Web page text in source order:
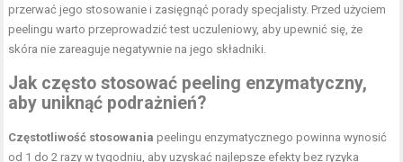
przerwać jego stosowanie i zasięgnąć porady specjalisty. Przed użyciem
peelingu warto przeprowadzić test uczuleniowy, aby upewnić się, że
skóra nie zareaguje negatywnie na jego składniki.
Jak często stosować peeling enzymatyczny,
aby uniknąć podrażnień?
Częstotliwość stosowania peelingu enzymatycznego powinna wynosić
od 1 do 2 razy w tygodniu, aby uzyskać najlepsze efekty bez ryzyka